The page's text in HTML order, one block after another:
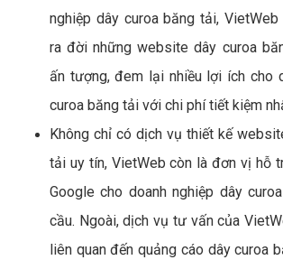
nghiệp dây curoa băng tải,
ra đời những website dây curoa
ấn tượng, đem lại nhiều lợi ích cho
curoa băng tải với chi phí tiết kiệm
Không chỉ có dịch vụ thiết kế
tải uy tín, VietWeb còn là đơn vị hỗ
Google cho doanh nghiệp dây
cầu. Ngoài, dịch vụ tư vấn của
liên quan đến quảng cáo dây curoa